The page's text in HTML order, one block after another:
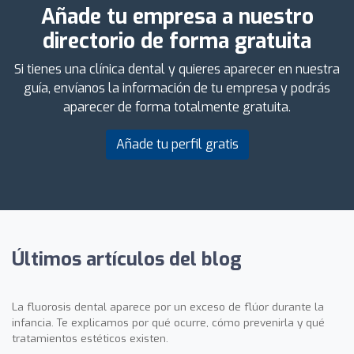
Añade tu empresa a nuestro
directorio de forma gratuita
Si tienes una clínica dental y quieres aparecer en nuestra
guía, envíanos la información de tu empresa y podrás
aparecer de forma totalmente gratuita.
Añade tu perfil gratis
Últimos artículos del blog
La fluorosis dental aparece por un exceso de flúor durante la
infancia. Te explicamos por qué ocurre, cómo prevenirla y qué
tratamientos estéticos existen.